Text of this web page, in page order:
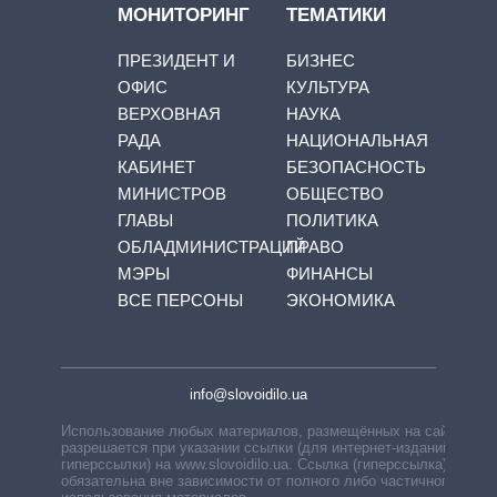
МОНИТОРИНГ
ПРЕЗИДЕНТ И
ОФИС
ВЕРХОВНАЯ
РАДА
КАБИНЕТ
МИНИСТРОВ
ГЛАВЫ
ОБЛАДМИНИСТРАЦИЙ
МЭРЫ
ВСЕ ПЕРСОНЫ
ТЕМАТИКИ
БИЗНЕС
КУЛЬТУРА
НАУКА
НАЦИОНАЛЬНАЯ
БЕЗОПАСНОСТЬ
ОБЩЕСТВО
ПОЛИТИКА
ПРАВО
ФИНАНСЫ
ЭКОНОМИКА
info@slovoidilo.ua
Использование любых материалов, размещённых на сайте,
разрешается при указании ссылки (для интернет-изданий —
гиперссылки) на www.slovoidilo.ua. Ссылка (гиперссылка)
обязательна вне зависимости от полного либо частичного